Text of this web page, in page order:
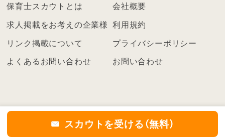
スカウトを受ける（無料）
ン
こ
ち
保育士スカウトとは 会社概要
求人掲載をお考えの企業様 利用規約
リンク掲載について プライバシーポリシー
よくあるお問い合わせ お問い合わせ